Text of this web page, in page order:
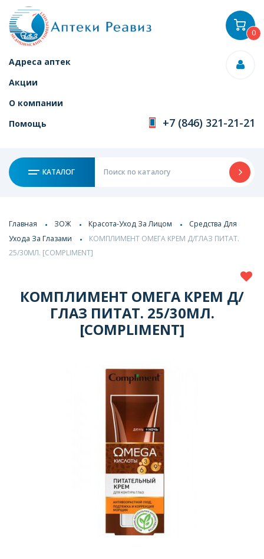
Адреса аптек
Акции
О компании
Помощь
+7 (846) 321-21-21
КАТАЛОГ
0
Главная ЗОЖ Красота-Уход За Лицом
Средства Для
Ухода За Глазами
КОМПЛИМЕНТ ОМЕГА КРЕМ Д/ГЛАЗ ПИТАТ.
25/30МЛ. [COMPLIMENT]
КОМПЛИМЕНТ ОМЕГА КРЕМ Д/
ГЛАЗ ПИТАТ. 25/30МЛ.
[COMPLIMENT]